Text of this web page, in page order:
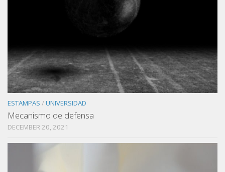
ESTAMPAS /UNIVERSIDAD
Mecanismo de defensa
DECEMBER 20, 2021